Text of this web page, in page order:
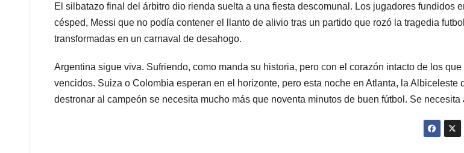
El silbatazo final del árbitro dio rienda suelta a una fiesta descomunal. Los jugadores fundidos
césped, Messi que no podía contener el llanto de alivio tras un partido que rozó la tragedia
transformadas en un carnaval de desahogo.
Argentina sigue viva. Sufriendo, como manda su historia, pero con el corazón intacto de los
vencidos. Suiza o Colombia esperan en el horizonte, pero esta noche en Atlanta, la Albiceleste
destronar al campeón se necesita mucho más que noventa minutos de buen fútbol. Se necesita